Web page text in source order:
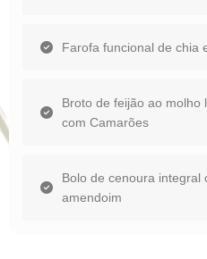
Farofa funcional de chia
Broto de feijão ao molho
com Camarões
Bolo de cenoura integral
amendoim